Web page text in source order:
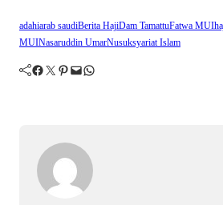
adahiarab saudiBerita HajiDam TamattuFatwa MUI
MUINasaruddin UmarNusuksyariat Islam
Facebook Twitter Pinterest Mail WhatsApp